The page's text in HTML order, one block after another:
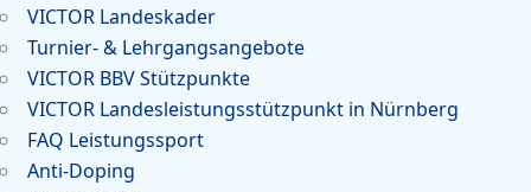
VICTOR Landeskader
Turnier- & Lehrgangsangebote
VICTOR BBV Stützpunkte
VICTOR Landesleistungsstützpunkt in Nürnberg
FAQ Leistungssport
Anti-Doping